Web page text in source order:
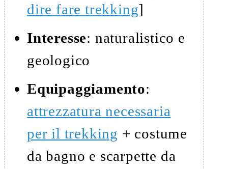
dire fare trekking]
Interesse: naturalistico e
geologico
Equipaggiamento:
attrezzatura necessaria
per il trekking + costume
da bagno e scarpette da